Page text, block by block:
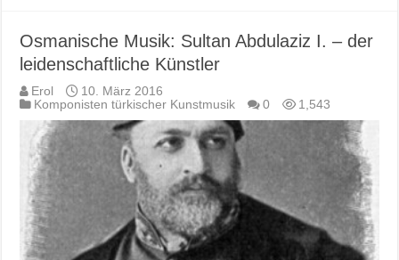
Osmanische Musik: Sultan Abdulaziz I. – der
leidenschaftliche Künstler
Erol
10. März 2016
Komponisten türkischer Kunstmusik
0 1,543